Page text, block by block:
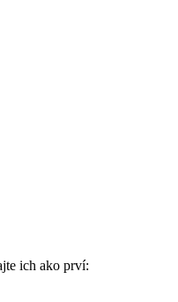
ich ako prví: